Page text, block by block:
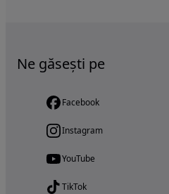
Ne găsești pe
Facebook
Instagram
YouTube
TikTok